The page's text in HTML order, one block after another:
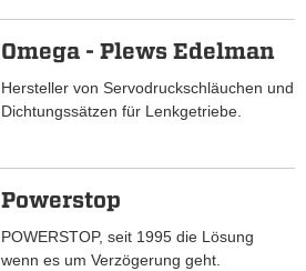
Omega - Plews Edelman
Hersteller von Servodruckschläuchen und
Dichtungssätzen für Lenkgetriebe.
Powerstop
POWERSTOP, seit 1995 die Lösung
wenn es um Verzögerung geht.